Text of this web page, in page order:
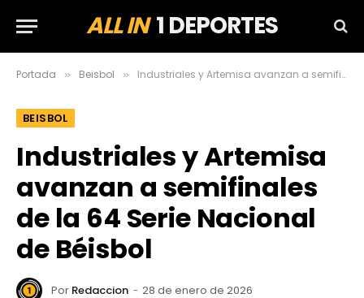
ALL IN1 DEPORTES
Portada » Beisbol » Industriales y Artemisa avanzan a semifinales de la 64 Serie Nacional de Béisbol
BEISBOL
Industriales y Artemisa
avanzan a semifinales
de la 64 Serie Nacional
de Béisbol
Por Redaccion
28 de enero de 2026